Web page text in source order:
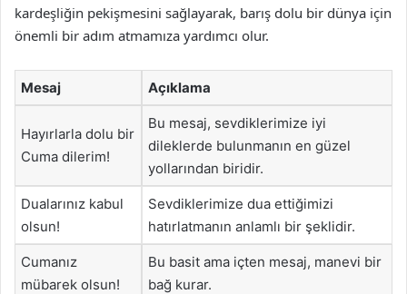
kardeşliğin pekişmesini sağlayarak, barış dolu bir dünya için
önemli bir adım atmamıza yardımcı olur.
Mesaj Açıklama
Hayırlarla dolu bir
Cuma dilerim!
Bu mesaj, sevdiklerimize iyi
dileklerde bulunmanın en güzel
yollarından biridir.
Dualarınız kabul
olsun!
Sevdiklerimize dua ettiğimizi
hatırlatmanın anlamlı bir şeklidir.
Cumanız
mübarek olsun!
Bu basit ama içten mesaj, manevi bir
bağ kurar.